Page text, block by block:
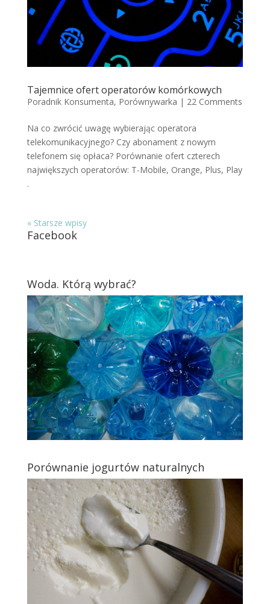
Tajemnice ofert operatorów komórkowych
Poradnik Konsumenta, Porównywarka | 22 Comments
Na co zwrócić uwagę wybierając operatora
telekomunikacyjnego? Czy abonament z nowym
telefonem się opłaca? Porównanie ofert czterech
największych operatorów: T-Mobile, Orange, Plus, Play
.
« Starsze wpisy
Facebook
Woda. Którą wybrać?
Porównanie jogurtów naturalnych